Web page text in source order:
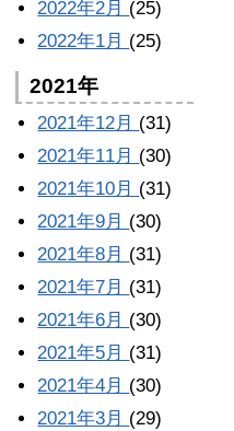
2022年2月 (25)
2022年1月 (25)
2021年
2021年12月 (31)
2021年11月 (30)
2021年10月 (31)
2021年9月 (30)
2021年8月 (31)
2021年7月 (31)
2021年6月 (30)
2021年5月 (31)
2021年4月 (30)
2021年3月 (29)